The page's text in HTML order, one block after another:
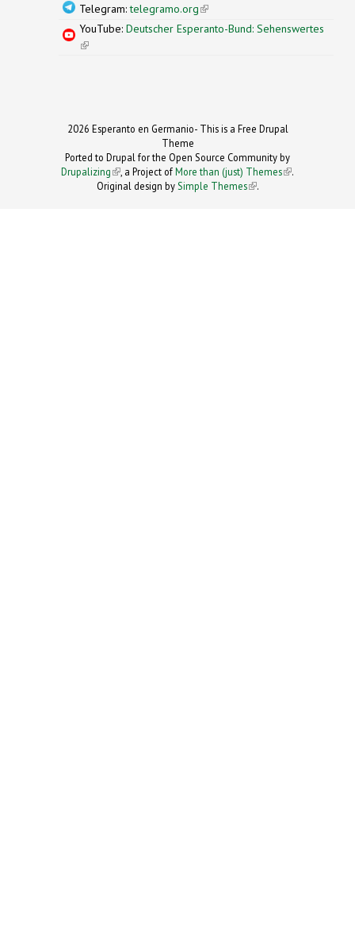
Telegram:telegramo.org(link is external)
YouTube: Deutscher Esperanto-Bund: Sehenswertes
(link is external)
2026 Esperanto en Germanio- This is a Free Drupal
Theme
Ported to Drupal for the Open Source Community by
Drupalizing(link is external)
, a Project ofMore than (just) Themes (link is
.
Original design by Simple Themes
(link is
.